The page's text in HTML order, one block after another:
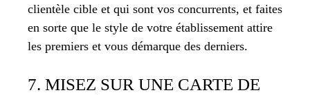
clientèle cible et qui sont vos concurrents, et faites
en sorte que le style de votre établissement attire
les premiers et vous démarque des derniers.
7. MISEZ SUR UNE CARTE DE